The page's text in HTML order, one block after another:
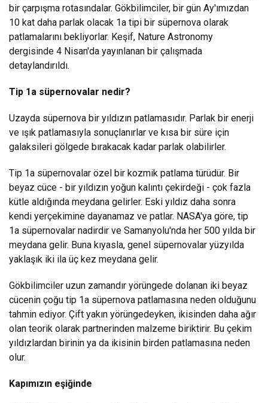
bir çarpışma rotasındalar. Gökbilimciler, bir gün Ay'ımızdan
10 kat daha parlak olacak 1a tipi bir süpernova olarak
patlamalarını bekliyorlar. Keşif, Nature Astronomy
dergisinde 4 Nisan'da yayınlanan bir çalışmada
detaylandırıldı.
Tip 1a süpernovalar nedir?
Uzayda süpernova bir yıldızın patlamasıdır. Parlak bir enerji
ve ışık patlamasıyla sonuçlanırlar ve kısa bir süre için
galaksileri gölgede bırakacak kadar parlak olabilirler.
Tip 1a süpernovalar özel bir kozmik patlama türüdür. Bir
beyaz cüce - bir yıldızın yoğun kalıntı çekirdeği - çok fazla
kütle aldığında meydana gelirler. Eski yıldız daha sonra
kendi yerçekimine dayanamaz ve patlar. NASA'ya göre, tip
1a süpernovalar nadirdir ve Samanyolu'nda her 500 yılda bir
meydana gelir. Buna kıyasla, genel süpernovalar yüzyılda
yaklaşık iki ila üç kez meydana gelir.
Gökbilimciler uzun zamandır yörüngede dolanan iki beyaz
cücenin çoğu tip 1a süpernova patlamasına neden olduğunu
tahmin ediyor. Çift yakın yörüngedeyken, ikisinden daha ağır
olan teorik olarak partnerinden malzeme biriktirir. Bu çekim
yıldızlardan birinin ya da ikisinin birden patlamasına neden
olur.
Kapımızın eşiğinde